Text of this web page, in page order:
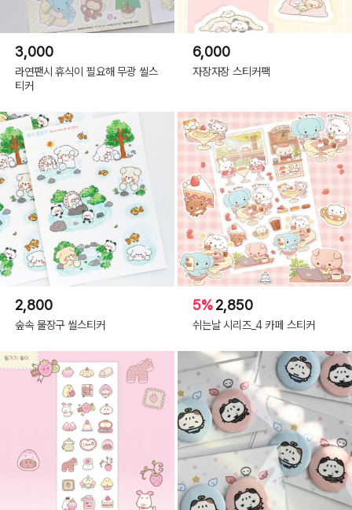
3,000
라연팬시 휴식이 필요해 무광 씰스
티커
6,000
자장자장 스티커팩
2,800
숲속 물장구 씰스티커
5%2,850
쉬는날 시리즈_4 카페 스티커